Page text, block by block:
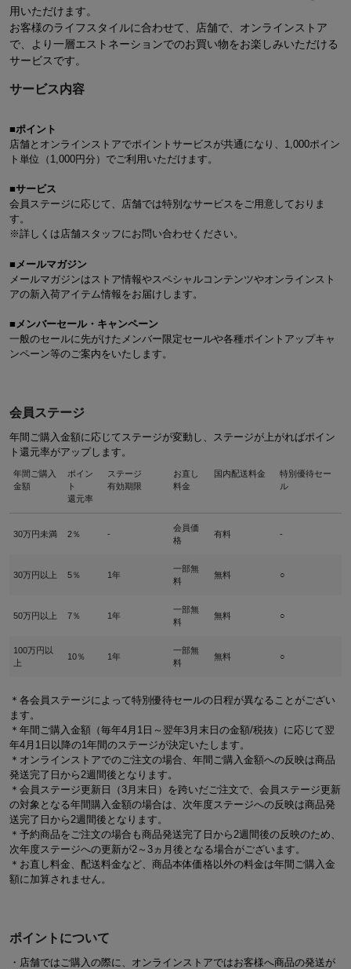
用いただけます。
お客様のライフスタイルに合わせて、店舗で、オンラインストア
で、より一層エストネーションでのお買い物をお楽しみいただける
サービスです。
サービス内容
■ポイント
店舗とオンラインストアでポイントサービスが共通になり、1,000ポイン
ト単位（1,000円分）でご利用いただけます。
■サービス
会員ステージに応じて、店舗では特別なサービスをご用意しておりま
す。
※詳しくは店舗スタッフにお問い合わせください。
■メールマガジン
メールマガジンはストア情報やスペシャルコンテンツやオンラインスト
アの新入荷アイテム情報をお届けします。
■メンバーセール・キャンペーン
一般のセールに先がけたメンバー限定セールや各種ポイントアップキャ
ンペーン等のご案内をいたします。
会員ステージ
年間ご購入金額に応じてステージが変動し、ステージが上がればポイン
ト還元率がアップします。
年間ご購入
金額
ポイン
ト
還元率
ステージ
有効期限
お直し
料金
国内配送料金
特別優待セー
ル
30万円未満 2％ -
会員価
格
有料 -
30万円以上 5％ 1年
一部無
料
無料 ○
50万円以上 7％ 1年
一部無
料
無料 ○
100万円以
上
10％ 1年
一部無
料
無料 ○
＊各会員ステージによって特別優待セールの日程が異なることがござい
ます。
＊年間ご購入金額（毎年4月1日～翌年3月末日の金額/税抜）に応じて翌
年4月1日以降の1年間のステージが決定いたします。
＊オンラインストアでのご注文の場合、年間ご購入金額への反映は商品
発送完了日から2週間後となります。
＊会員ステージ更新日（3月末日）を跨いだご注文で、会員ステージ更新
の対象となる年間購入金額の場合は、次年度ステージへの反映は商品発
送完了日から2週間後となります。
＊予約商品をご注文の場合も商品発送完了日から2週間後の反映のため、
次年度ステージへの更新が2～3ヵ月後となる場合がございます。
＊お直し料金、配送料金など、商品本体価格以外の料金は年間ご購入金
額に加算されません。
ポイントについて
・店舗ではご購入の際に、オンラインストアではお客様へ商品の発送が